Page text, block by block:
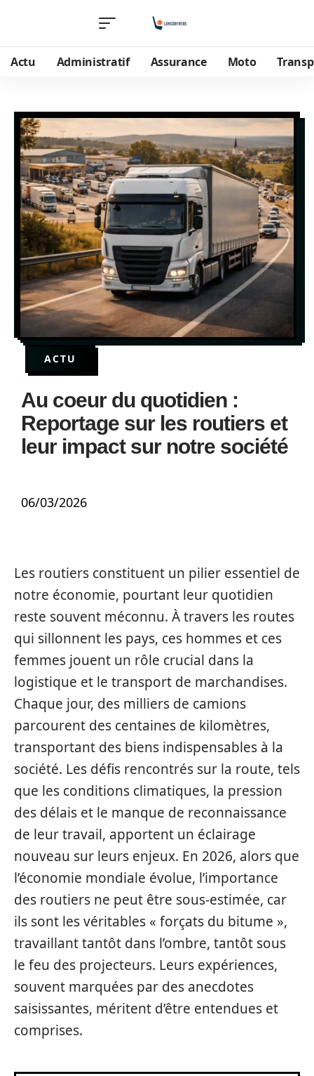
Actu Administratif Assurance Moto
ACTU
Au coeur du quotidien :
Reportage sur les routiers et
leur impact sur notre société
06/03/2026
Les routiers constituent un pilier essentiel de
notre économie, pourtant leur quotidien
reste souvent méconnu. À travers les routes
qui sillonnent les pays, ces hommes et ces
femmes jouent un rôle crucial dans la
logistique et le transport de marchandises.
Chaque jour, des milliers de camions
parcourent des centaines de kilomètres,
transportant des biens indispensables à la
société. Les défis rencontrés sur la route, tels
que les conditions climatiques, la pression
des délais et le manque de reconnaissance
de leur travail, apportent un éclairage
nouveau sur leurs enjeux. En 2026, alors que
l’économie mondiale évolue, l’importance
des routiers ne peut être sous-estimée, car
ils sont les véritables « forçats du bitume »,
travaillant tantôt dans l’ombre, tantôt sous
le feu des projecteurs. Leurs expériences,
souvent marquées par des anecdotes
saisissantes, méritent d’être entendues et
comprises.